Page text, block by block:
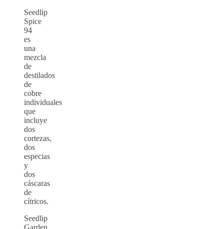
Seedlip
Spice
94
es
una
mezcla
de
destilados
de
cobre
individuales
que
incluye
dos
cortezas,
dos
especias
y
dos
cáscaras
de
cítricos.
Seedlip
Garden